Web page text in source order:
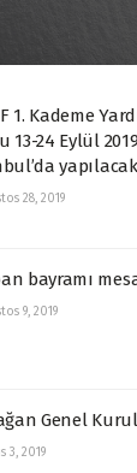
1. Kademe
13-24 Eylül
28, 2019
bayramı
9, 2019
Genel
3, 2019